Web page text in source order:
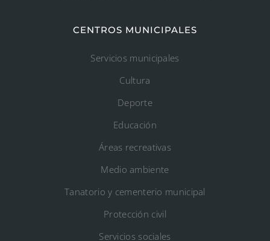
CENTROS MUNICIPALES
Servicios municipales
Cultura
Deporte
Educación
Áreas recreativas
Medio ambiente
Tanatorio y cementerio municipal
Protección civil
Servicios sociales